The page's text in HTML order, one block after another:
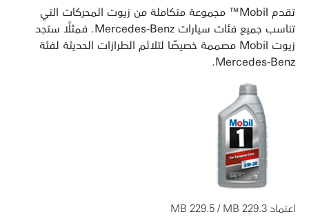
تقدم Mobil™ مجموعة متكاملة من زيوت المحركات التي
تناسب جميع فئات سيارات Mercedes-Benz. فمثلًا ستجد
زيوت Mobil مصممة خصيصًا لتلائم الطرازات الحديثة لفئة
Mercedes-Benz.
اعتماد MB 229.5 / MB 229.3